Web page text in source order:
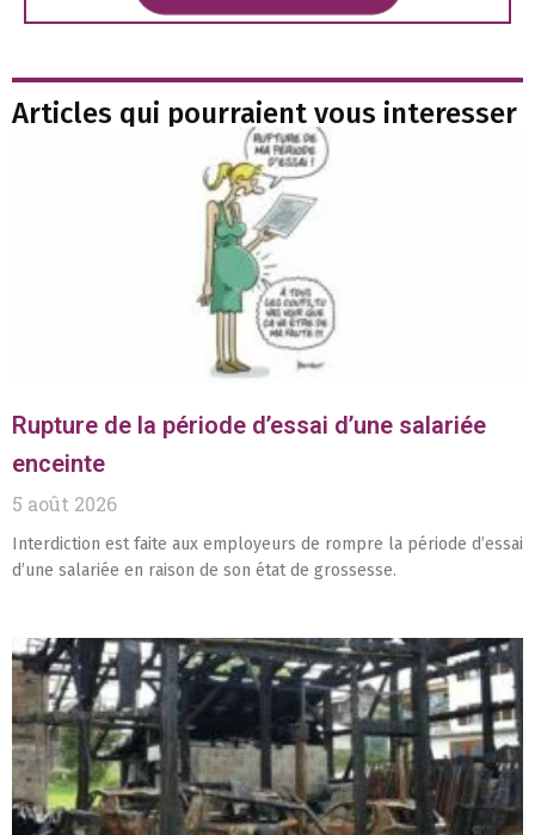
Articles qui pourraient vous interesser
Rupture de la période d’essai d’une salariée
enceinte
5 août 2026
Interdiction est faite aux employeurs de rompre la période d’essai
d’une salariée en raison de son état de grossesse.